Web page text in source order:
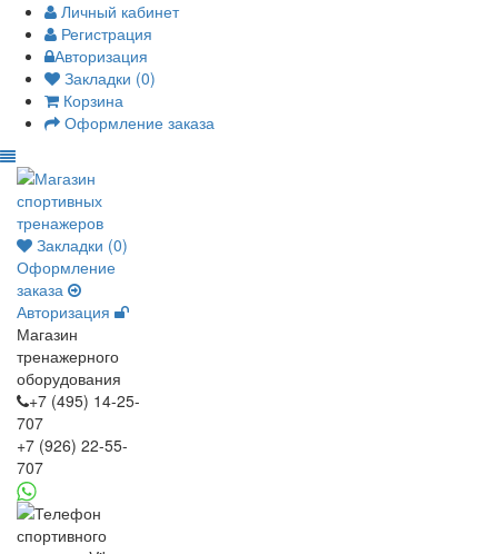
Личный кабинет
Регистрация
Авторизация
Закладки (0)
Корзина
Оформление заказа
Закладки (0)
Оформление
заказа
Авторизация
Магазин
тренажерного
оборудования
+7 (495) 14-25-
707
+7 (926) 22-55-
707